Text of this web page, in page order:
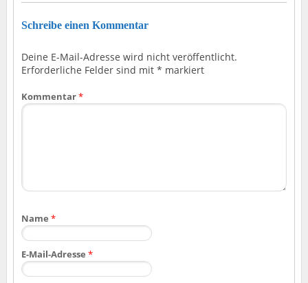
Schreibe einen Kommentar
Deine E-Mail-Adresse wird nicht veröffentlicht.
Erforderliche Felder sind mit * markiert
Kommentar*
Name *
E-Mail-Adresse *